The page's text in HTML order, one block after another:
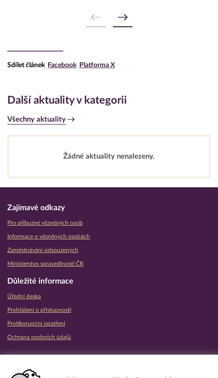
Sdílet článek Facebook Platforma X
Další aktuality v kategorii
Všechny aktuality
Žádné aktuality nenalezeny.
Zajímavé odkazy
Pro příbuzné vězněných osob
Informace o vězněných osobách
Zaměstnávání odsouzených
Ministerstvo spravedlnosti ČR
Důležité informace
Úřední deska
Prohlášení o přístupnosti
Protikorupční opatření
Ochrana osobních údajů